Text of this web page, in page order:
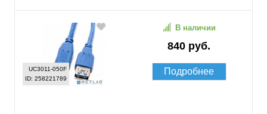
UC3011-050F
ID: 258221789
840 руб.
В наличии
Подробнее